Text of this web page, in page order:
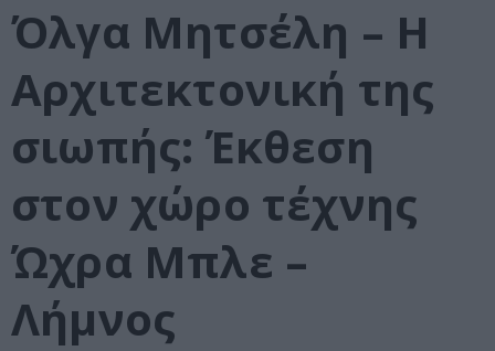
Όλγα Μητσέλη – Η
Αρχιτεκτονική της
σιωπής: Έκθεση
στον χώρο τέχνης
Ώχρα Μπλε –
Λήμνος